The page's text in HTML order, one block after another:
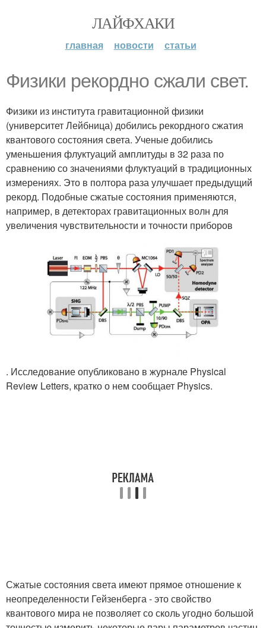
ЛАЙФХАКИ
главная новости статьи
Физики рекордно сжали свет.
Физики из института гравитационной физики
(университет Лейбница) добились рекордного сжатия
квантового состояния света. Ученые добились
уменьшения флуктуаций амплитуды в 32 раза по
сравнению со значениями флуктуаций в традиционных
измерениях. Это в полтора раза улучшает предыдущий
рекорд. Подобные сжатые состояния применяются,
например, в детекторах гравитационных волн для
увеличения чувствительности и точности приборов
. Исследование опубликовано в журнале Physical
Review Letters, кратко о нем сообщает Physics.
Сжатые состояния света имеют прямое отношение к
неопределенности Гейзенберга - это свойство
квантового мира не позволяет со сколь угодно большой